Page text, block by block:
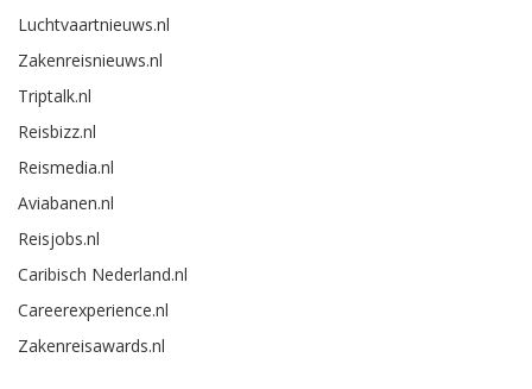
Luchtvaartnieuws.nl
Zakenreisnieuws.nl
Triptalk.nl
Reisbizz.nl
Reismedia.nl
Aviabanen.nl
Reisjobs.nl
Caribisch Nederland.nl
Careerexperience.nl
Zakenreisawards.nl